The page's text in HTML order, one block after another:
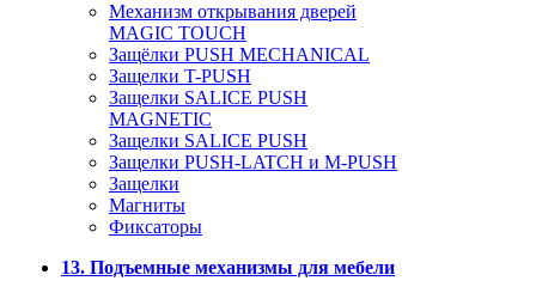
Механизм открывания дверей
MAGIC TOUCH
Защёлки PUSH MECHANICAL
Защелки T-PUSH
Защелки SALICE PUSH
MAGNETIC
Защелки SALICE PUSH
Защелки PUSH-LATCH и M-PUSH
Защелки
Магниты
Фиксаторы
13. Подъемные механизмы для мебели